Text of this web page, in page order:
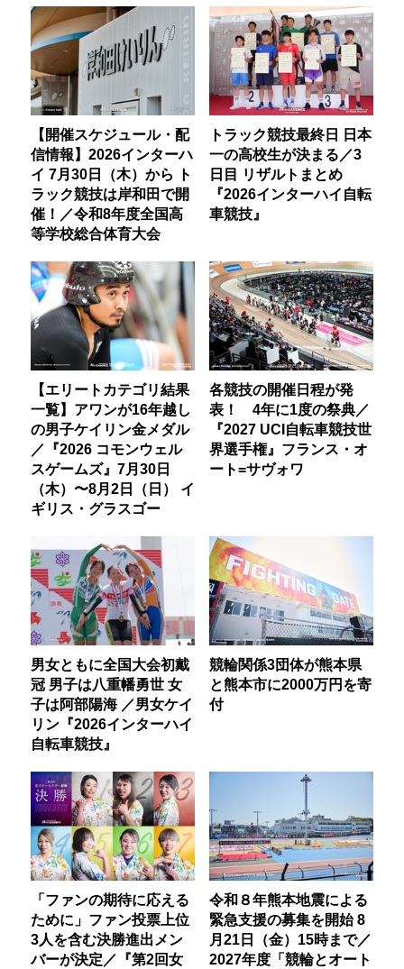
【開催スケジュール・配
信情報】2026インターハ
イ 7月30日（木）から ト
ラック競技は岸和田で開
催！／令和8年度全国高
等学校総合体育大会
トラック競技最終日 日本
一の高校生が決まる／3
日目 リザルトまとめ
『2026インターハイ自転
車競技』
【エリートカテゴリ結果
一覧】アワンが16年越し
の男子ケイリン金メダル
／『2026 コモンウェル
スゲームズ』7月30日
（木）〜8月2日（日） イ
ギリス・グラスゴー
各競技の開催日程が発
表！ 4年に1度の祭典／
『2027 UCI自転車競技世
界選手権』フランス・オ
ート=サヴォワ
男女ともに全国大会初戴
冠 男子は八重幡勇世 女
子は阿部陽海 ／男女ケイ
リン『2026インターハイ
自転車競技』
競輪関係3団体が熊本県
と熊本市に2000万円を寄
付
「ファンの期待に応える
ために」ファン投票上位
3人を含む決勝進出メン
バーが決定／『第2回女
令和８年熊本地震による
緊急支援の募集を開始 8
月21日（金）15時まで／
2027年度「競輪とオート